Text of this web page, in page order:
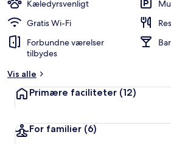
Kæledyrsvenligt
Gratis Wi-Fi
Forbundne værelser
tilbydes
Bar
Vis alle
Primære faciliteter (12)
For familier (6)